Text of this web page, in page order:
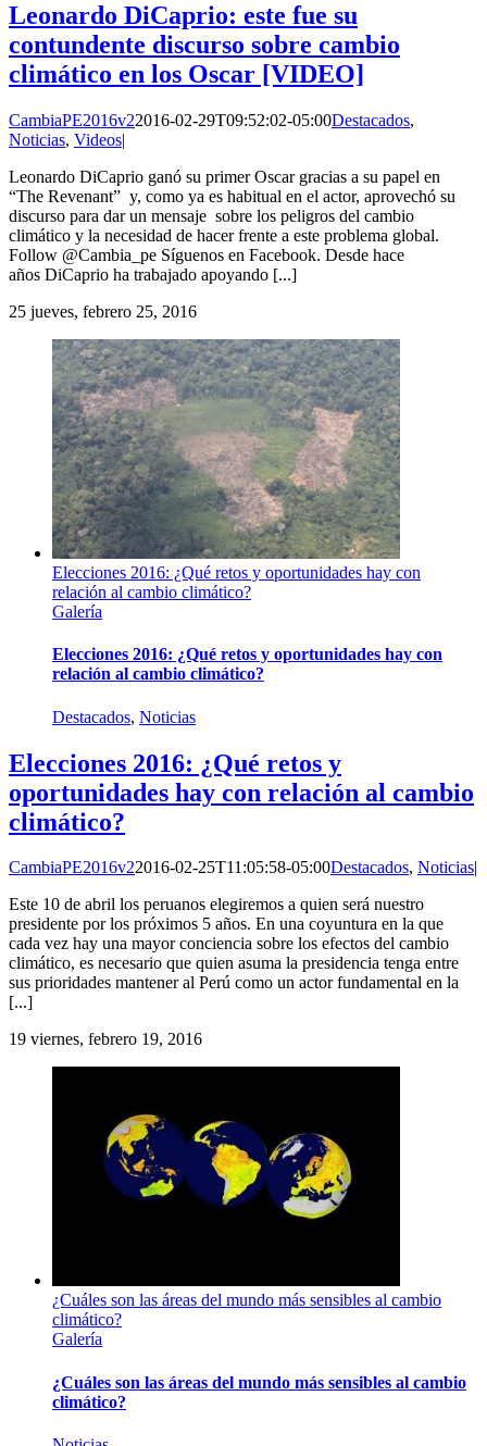
Leonardo DiCaprio: este fue su
contundente discurso sobre cambio
climático en los Oscar [VIDEO]
CambiaPE2016v22016-02-29T09:52:02-05:00Destacados,
Noticias, Videos|
Leonardo DiCaprio ganó su primer Oscar gracias a su papel en
“The Revenant” y, como ya es habitual en el actor, aprovechó su
discurso para dar un mensaje sobre los peligros del cambio
climático y la necesidad de hacer frente a este problema global.
Follow @Cambia_pe Síguenos en Facebook. Desde hace
años DiCaprio ha trabajado apoyando [...]
25 jueves, febrero 25, 2016
Elecciones 2016: ¿Qué retos y oportunidades hay con
relación al cambio climático?
Galería
Elecciones 2016: ¿Qué retos y oportunidades hay con
relación al cambio climático?
Destacados, Noticias
Elecciones 2016: ¿Qué retos y
oportunidades hay con relación al cambio
climático?
CambiaPE2016v22016-02-25T11:05:58-05:00Destacados, Noticias|
Este 10 de abril los peruanos elegiremos a quien será nuestro
presidente por los próximos 5 años. En una coyuntura en la que
cada vez hay una mayor conciencia sobre los efectos del cambio
climático, es necesario que quien asuma la presidencia tenga entre
sus prioridades mantener al Perú como un actor fundamental en la
[...]
19 viernes, febrero 19, 2016
¿Cuáles son las áreas del mundo más sensibles al cambio
climático?
Galería
¿Cuáles son las áreas del mundo más sensibles al cambio
climático?